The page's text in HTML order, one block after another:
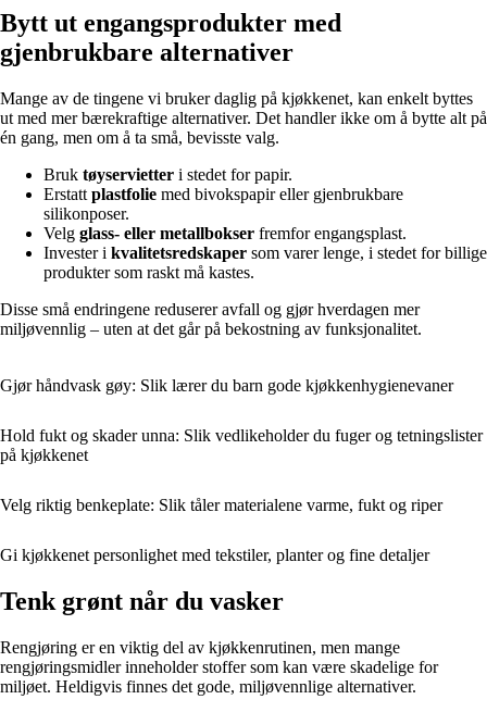
Bytt ut engangsprodukter med
gjenbrukbare alternativer
Mange av de tingene vi bruker daglig på kjøkkenet, kan enkelt byttes
ut med mer bærekraftige alternativer. Det handler ikke om å bytte alt på
én gang, men om å ta små, bevisste valg.
Bruk tøyservietter i stedet for papir.
Erstatt plastfolie med bivokspapir eller gjenbrukbare
silikonposer.
Velg glass- eller metallbokser fremfor engangsplast.
Invester i kvalitetsredskaper som varer lenge, i stedet for billige
produkter som raskt må kastes.
Disse små endringene reduserer avfall og gjør hverdagen mer
miljøvennlig – uten at det går på bekostning av funksjonalitet.
Gjør håndvask gøy: Slik lærer du barn gode kjøkkenhygienevaner
Hold fukt og skader unna: Slik vedlikeholder du fuger og tetningslister
på kjøkkenet
Velg riktig benkeplate: Slik tåler materialene varme, fukt og riper
Gi kjøkkenet personlighet med tekstiler, planter og fine detaljer
Tenk grønt når du vasker
Rengjøring er en viktig del av kjøkkenrutinen, men mange
rengjøringsmidler inneholder stoffer som kan være skadelige for
miljøet. Heldigvis finnes det gode, miljøvennlige alternativer.